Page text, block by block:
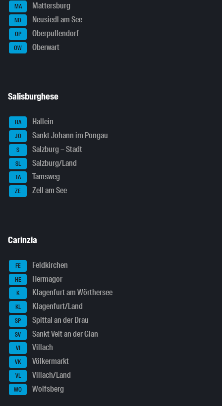
MA Mattersburg
ND Neusiedl am See
OP Oberpullendorf
OW Oberwart
Salisburghese
HA Hallein
JO Sankt Johann im Pongau
S Salzburg – Stadt
SL Salzburg/Land
TA Tamsweg
ZE Zell am See
Carinzia
FE Feldkirchen
HE Hermagor
K Klagenfurt am Wörthersee
KL Klagenfurt/Land
SP Spittal an der Drau
SV Sankt Veit an der Glan
VI Villach
VK Völkermarkt
VL Villach/Land
WO Wolfsberg